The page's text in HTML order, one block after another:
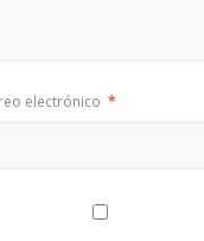
electrónico *